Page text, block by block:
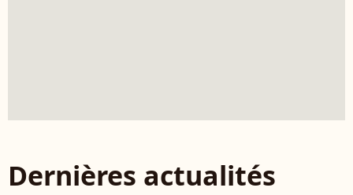
Dernières actualités